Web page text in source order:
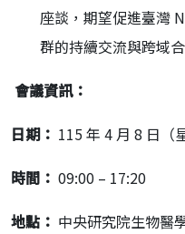
座談，期望促進臺灣
群的持續交流與跨域
會議資訊：
日期： 115 年 4 月 8 日（
時間： 09:00 – 17:20
地點： 中央研究院生物醫